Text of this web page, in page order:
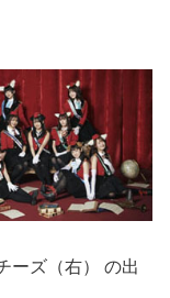
ーズ（右） の出